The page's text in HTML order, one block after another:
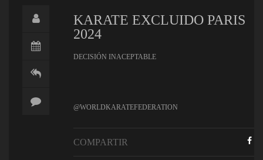
KARATE EXCLUIDO PARIS
2024
DECISIÓN INACEPTABLE
@WORLDKARATEFEDERATION
COMPARTIR